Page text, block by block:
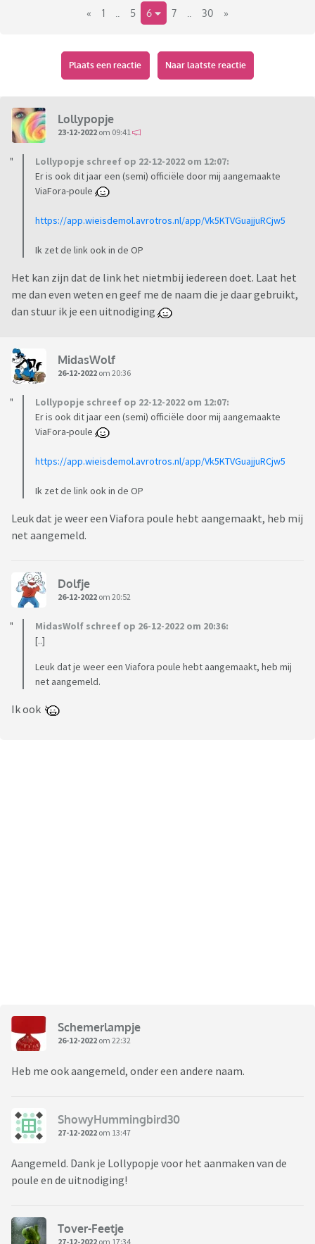
Jurre Geluk
Ranomi Kromowidjojo
Sander de Kramer
Soy Kroon
Waar te zien?
De Grote ViaFora-poule
widm nick, dan krijg je een uitnodiging.
« 1 5 6 7 30 »
Plaats een reactie Naar laatste reactie
Lollypopje
23-12-2022 om 09:41
Lollypopje schreef op 22-12-2022 om 12:07:
Er is ook dit jaar een (semi) officiële door mij aangemaakte
ViaFora-poule
https://app.wieisdemol.avrotros.nl/app/Vk5KTVGuajjuRCjw5
Ik zet de link ook in de OP
Het kan zijn dat de link het nietmbij iedereen doet. Laat het
me dan even weten en geef me de naam die je daar gebruikt,
dan stuur ik je een uitnodiging
MidasWolf
26-12-2022 om 20:36
Lollypopje schreef op 22-12-2022 om 12:07:
Er is ook dit jaar een (semi) officiële door mij aangemaakte
ViaFora-poule
https://app.wieisdemol.avrotros.nl/app/Vk5KTVGuajjuRCjw5
Ik zet de link ook in de OP
Leuk dat je weer een Viafora poule hebt aangemaakt, heb mij
net aangemeld.
Dolfje
26-12-2022 om 20:52
MidasWolf schreef op 26-12-2022 om 20:36:
[..]
Leuk dat je weer een Viafora poule hebt aangemaakt, heb mij
net aangemeld.
Ik ook
Schemerlampje
26-12-2022 om 22:32
Heb me ook aangemeld, onder een andere naam.
ShowyHummingbird30
27-12-2022 om 13:47
Aangemeld. Dank je Lollypopje voor het aanmaken van de
poule en de uitnodiging!
Tover-Feetje
27-12-2022 om 17:34